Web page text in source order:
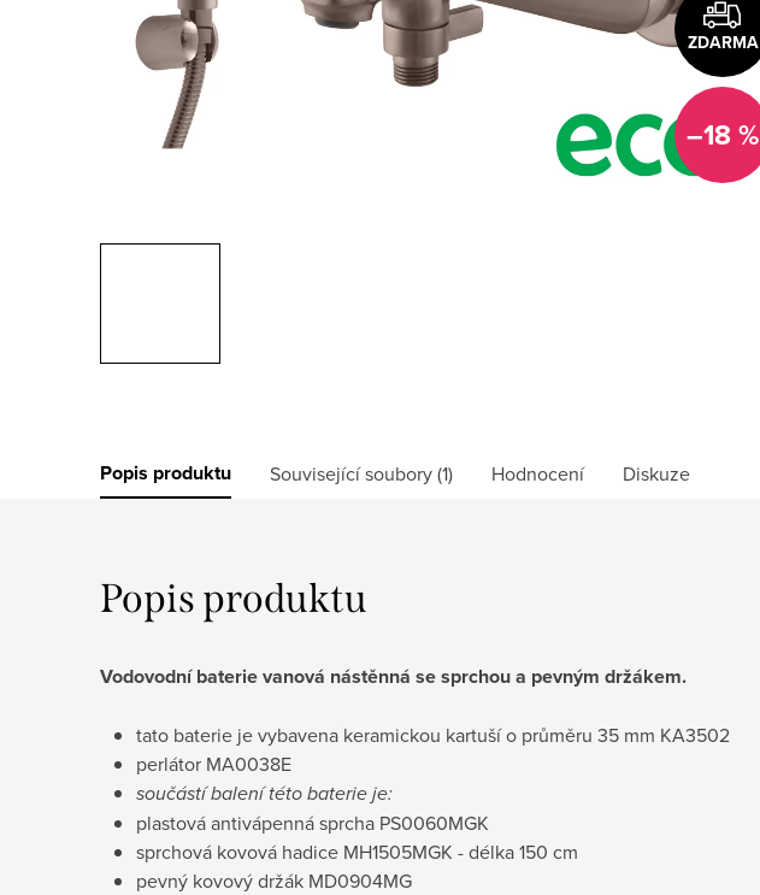
ZDARMA
–18 %
Popis produktu Související soubory (1) Hodnocení Diskuze
Popis produktu
Vodovodní baterie vanová nástěnná se sprchou a pevným držákem.
tato baterie je vybavena keramickou kartuší o průměru 35 mm KA3502
perlátor MA0038E
součástí balení této baterie je:
plastová antivápenná sprcha PS0060MGK
sprchová kovová hadice MH1505MGK - délka 150 cm
pevný kovový držák MD0904MG